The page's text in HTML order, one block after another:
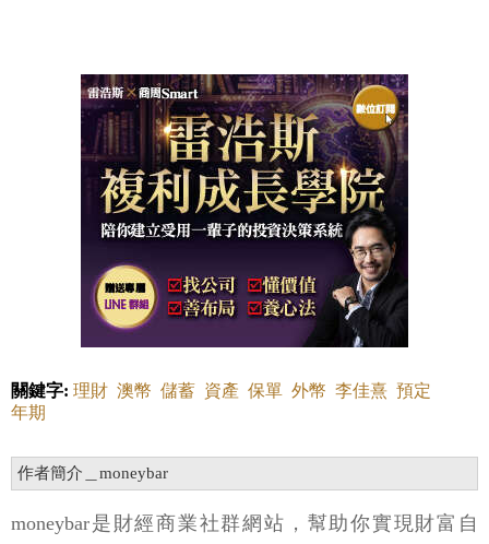
關鍵字: 理財 澳幣 儲蓄 資產 保單 外幣 李佳熹 預定
年期
作者簡介＿moneybar
moneybar是財經商業社群網站，幫助你實現財富自